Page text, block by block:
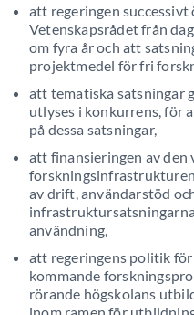
att regeringen successivt
Vetenskapsrådet från
om fyra år och att
projektmedel för fri
att tematiska satsningar
utlyses i konkurrens, för
på dessa satsningar,
att finansieringen av den
av drift, användarstöd
användning,
att regeringens politik
kommande
rörande högskolans